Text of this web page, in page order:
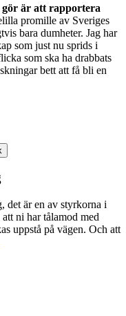
är att rapportera
promille av Sveriges
bara dumheter. Jag har
som just nu sprids i
som ska ha drabbats
bett att få bli en
det är en av styrkorna i
ni har tålamod med
uppstå på vägen. Och att